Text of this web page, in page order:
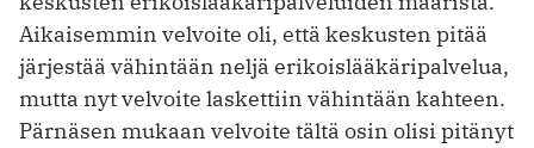
Aikaisemmin velvoite oli, että keskusten pitää
järjestää vähintään neljä erikoislääkäripalvelua,
mutta nyt velvoite laskettiin vähintään kahteen.
Pärnäsen mukaan velvoite tältä osin olisi pitänyt